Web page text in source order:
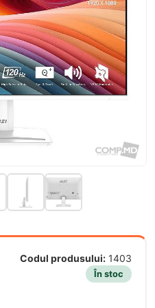
Codul produsului: 1403
În stoc